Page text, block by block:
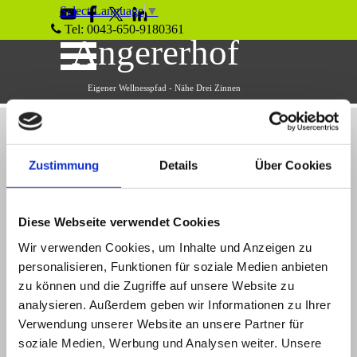
Zustimmung Details Über Cookies
Diese Webseite verwendet Cookies
Wir verwenden Cookies, um Inhalte und Anzeigen zu
personalisieren, Funktionen für soziale Medien anbieten
zu können und die Zugriffe auf unsere Website zu
analysieren. Außerdem geben wir Informationen zu Ihrer
Verwendung unserer Website an unsere Partner für
soziale Medien, Werbung und Analysen weiter. Unsere
Direkt zum Seiteninhalt
Tel: 0043-650-9180361
Angererhof
Select Language▼
Menü überspringen
Eigener Wellnesspfad - Nähe Drei Zinnen
E-Mail abbestellen / Unsubscribe E-Mail
Ich möchte keine Informationen per Mail mehr erhalten.
I don't want to get any information per e-mail.